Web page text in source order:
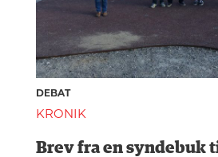
DEBAT
KRONIK
Brev fra en syndebuk